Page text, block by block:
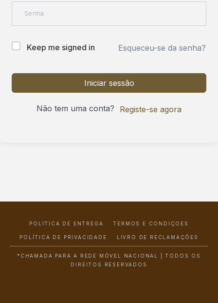
Keep me signed in Esqueceu-se da senha?
Iniciar sessão
Não tem uma conta? Registe-se agora
POLÍTICA DE ENTREGA TERMOS E CONDIÇÕES
POLÍTICA DE PRIVACIDADE LIVRO DE RECLAMAÇÕES
*CHAMADA PARA A REDE MÓVEL NACIONAL | TODOS OS
DIREITOS RESERVADOS